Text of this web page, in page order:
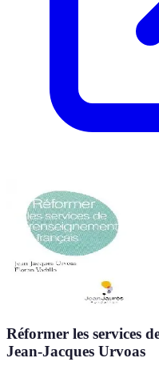
Réformer les services
Jean-Jacques Urvoas